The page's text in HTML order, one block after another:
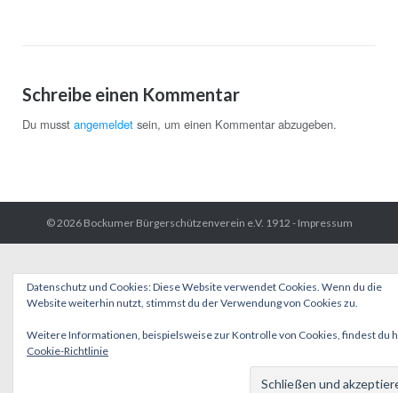
Schreibe einen Kommentar
Du musst angemeldetsein, um einen Kommentar abzugeben.
Datenschutz und Cookies: Diese Website verwendet Cookies. Wenn du die
Website weiterhin nutzt, stimmst du der Verwendung von Cookies zu.
Weitere Informationen, beispielsweise zur Kontrolle von Cookies, findest du
Cookie-Richtlinie
© 2026 Bockumer Bürgerschützenverein e.V. 1912 - Impressum